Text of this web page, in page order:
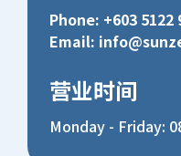
Phone: +603 5122
Email:
营业时间
Monday - Friday: